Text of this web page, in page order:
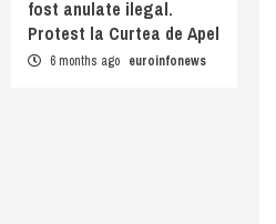
fost anulate ilegal.
Protest la Curtea de Apel
6 months ago euroinfonews